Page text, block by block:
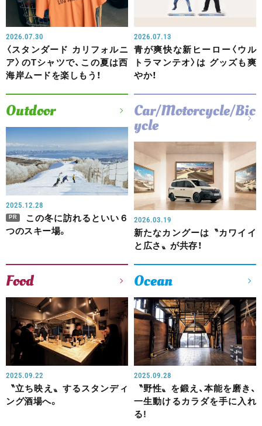
2026.07.30
〈スタンダード カリフォルニ
ア〉のTシャツで、この夏は西
海岸ムードを楽しもう！
2026.07.13
青が爽快な新ヒーロー〈ウル
トラマンテオ〉は グッズも爽
やか！
Outdoor
2025.12.28
PR
この冬に訪れるといい６
つのスキー場。
Car/Motorcycle/Bic
ycle
2026.03.19
新たなカングーは〝カワイイ
と広さ〟が共存！
Food
2025.09.22
〝立ち映え〟するスタンディ
ング酒場へ。
Ocean
2025.09.28
〝野性〟を鍛え、本能を磨き、
一生動けるカラダを手に入れ
る!